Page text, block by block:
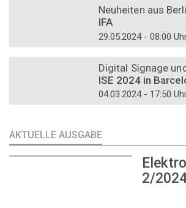
Neuheiten aus
IFA
29.05.2024 - 08:00
Digital Signage
ISE 2024 in
04.03.2024 - 17:50
AKTUELLE AUSGABE
2/